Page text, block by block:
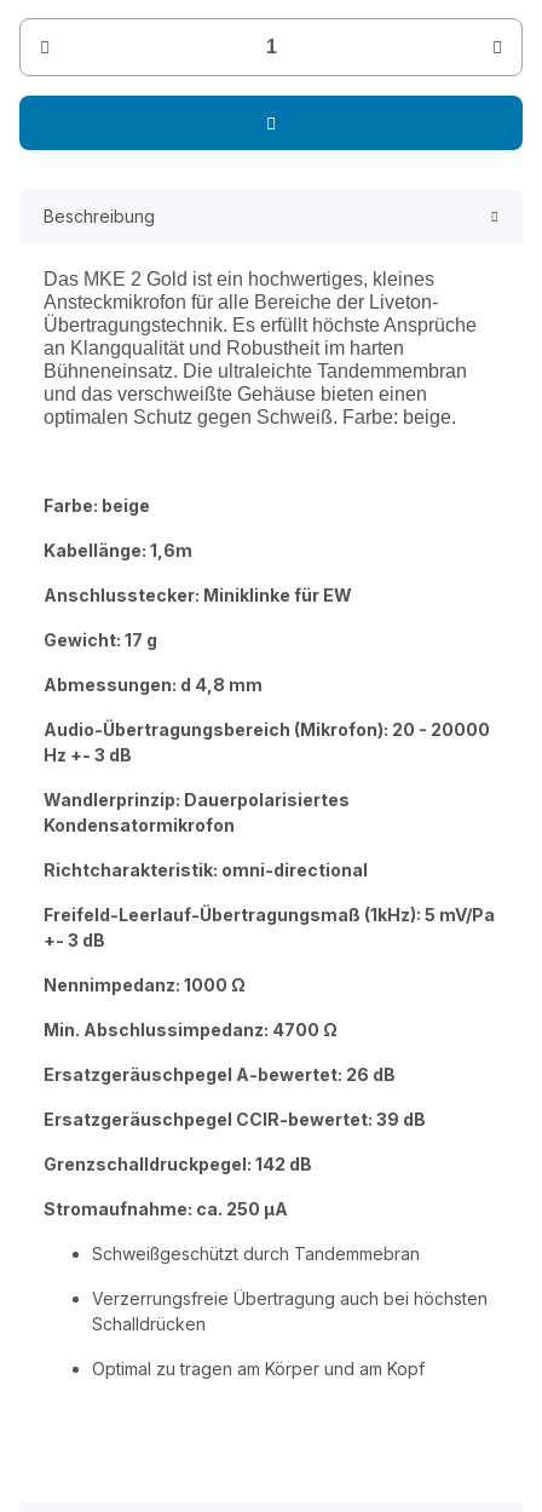
Beschreibung
Das MKE 2 Gold ist ein hochwertiges, kleines
Ansteckmikrofon für alle Bereiche der Liveton-
Übertragungstechnik. Es erfüllt höchste Ansprüche
an Klangqualität und Robustheit im harten
Bühneneinsatz. Die ultraleichte Tandemmembran
und das verschweißte Gehäuse bieten einen
optimalen Schutz gegen Schweiß. Farbe: beige.
Farbe: beige
Kabellänge: 1,6m
Anschlusstecker: Miniklinke für EW
Gewicht: 17 g
Abmessungen: d 4,8 mm
Audio-Übertragungsbereich (Mikrofon): 20 - 20000
Hz +- 3 dB
Wandlerprinzip: Dauerpolarisiertes
Kondensatormikrofon
Richtcharakteristik: omni-directional
Freifeld-Leerlauf-Übertragungsmaß (1kHz): 5 mV/Pa
+- 3 dB
Nennimpedanz: 1000 Ω
Min. Abschlussimpedanz: 4700 Ω
Ersatzgeräuschpegel A-bewertet: 26 dB
Ersatzgeräuschpegel CCIR-bewertet: 39 dB
Grenzschalldruckpegel: 142 dB
Stromaufnahme: ca. 250 µA
Schweißgeschützt durch Tandemmebran
Verzerrungsfreie Übertragung auch bei höchsten
Schalldrücken
Optimal zu tragen am Körper und am Kopf